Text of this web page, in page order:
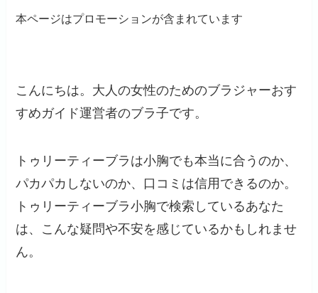
本ページはプロモーションが含まれています
こんにちは。大人の女性のためのブラジャーおす
すめガイド運営者のブラ子です。
トゥリーティーブラは小胸でも本当に合うのか、
パカパカしないのか、口コミは信用できるのか。
トゥリーティーブラ小胸で検索しているあなた
は、こんな疑問や不安を感じているかもしれませ
ん。